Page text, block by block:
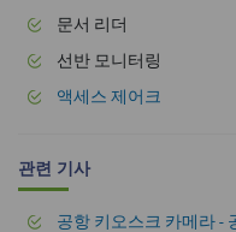
문서 리더
선반 모니터링
액세스 제어크
관련 기사
공항 키오스크 카메라 -